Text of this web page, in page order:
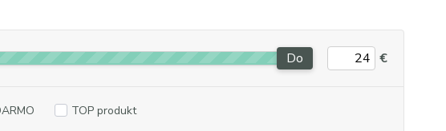
Do €
TOP produkt